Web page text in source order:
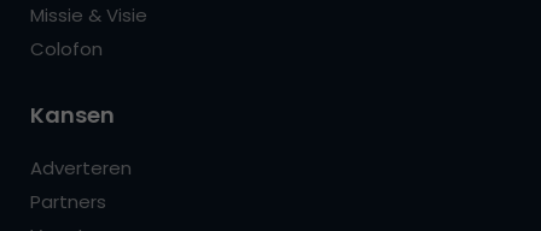
Missie & Visie
Colofon
Kansen
Adverteren
Partners